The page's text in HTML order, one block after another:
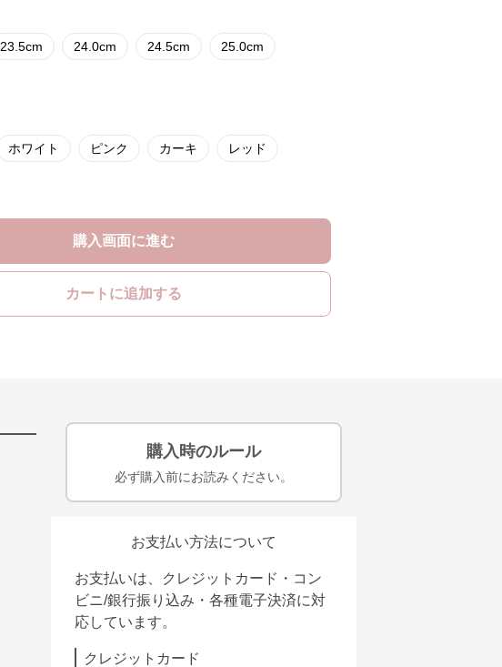
23.5cm 24.0cm 24.5cm 25.0cm
ホワイト ピンク カーキ レッド
購入画面に進む
カートに追加する
購入時のルール
必ず購入前にお読みください。
お支払い方法について
お支払いは、クレジットカード・コン
ビニ/銀行振り込み・各種電子決済に対
応しています。
クレジットカード